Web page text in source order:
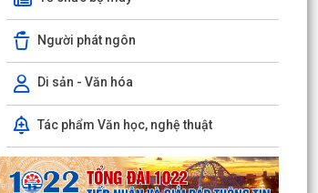
Người phát ngôn
Di sản - Văn hóa
Tác phẩm Văn học, nghệ thuật
Phường Hồng Bàng tổng kết và trao giải Cuộc
thi chính luận về bảo vệ nền tảng tư tưởng của
Đảng năm...
PHƯỜNG HỒNG BÀNG NÂNG CAO CHẤT LƯỢNG
SINH HOẠT CHI BỘ TỪ CƠ SỞ